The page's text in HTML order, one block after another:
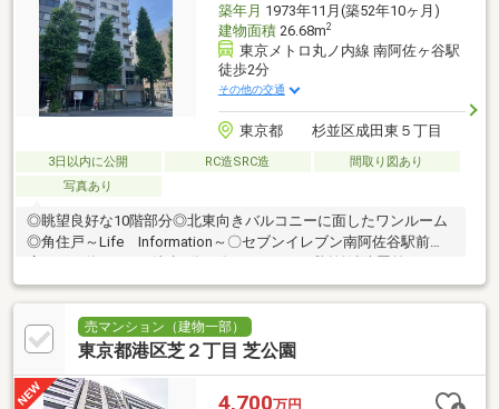
築年月 1973年11月(築52年10ヶ月)
建物面積26.68m2
東京メトロ丸ノ内線 南阿佐ヶ谷駅
徒歩2分
その他の交通
東京都 杉並区成田東５丁目
3日以内に公開 RC造SRC造
間取り図あり
写真あり
◎眺望良好な10階部分◎北東向きバルコニーに面したワンルーム
◎角住戸～Life Information～〇セブンイレブン南阿佐谷駅前
店・・・約230ｍ（徒歩3分）〇ココスナカムラ阿佐ヶ谷店・・・
約330ｍ（徒歩5分）〇まいばすけっと阿佐谷南3丁目店・・・約
520ｍ（徒歩7分）〇杉並郵便局・・・約240ｍ（徒歩3分）〇蘭松
医院（内科・小児科）・・・約200ｍ（徒歩3分）〇杉並区役
（徒歩7分）
売マンション（建物一部）
東京都港区芝２丁目 芝公園
4,700万円